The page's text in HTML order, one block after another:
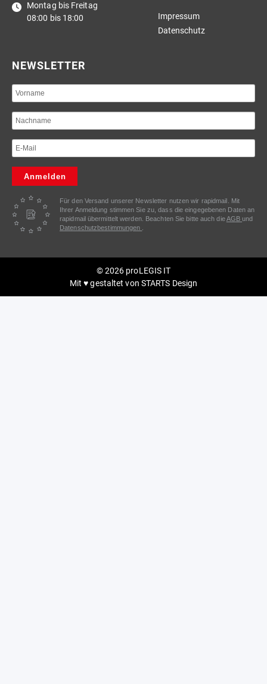
Montag bis Freitag
08:00 bis 18:00
Impressum
Datenschutz
NEWSLETTER
Anmelden
Für den Versand unserer Newsletter nutzen wir rapidmail. Mit
Ihrer Anmeldung stimmen Sie zu, dass die eingegebenen Daten an
rapidmail übermittelt werden. Beachten Sie bitte auch dieAGBund
Datenschutzbestimmungen
© 2026 proLEGIS IT
Mit ♥ gestaltet von STARTS Design